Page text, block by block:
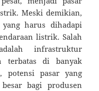
Meski demikian,
yang harus dihadapi
listrik. Salah
infrastruktur
terbatas di banyak
potensi pasar yang
bagi produsen